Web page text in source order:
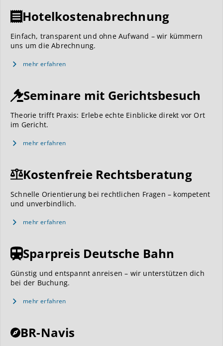
Hotelkostenabrechnung
Einfach, transparent und ohne Aufwand – wir kümmern
uns um die Abrechnung.
mehr erfahren
Seminare mit Gerichtsbesuch
Theorie trifft Praxis: Erlebe echte Einblicke direkt vor Ort
im Gericht.
mehr erfahren
Kostenfreie Rechtsberatung
Schnelle Orientierung bei rechtlichen Fragen – kompetent
und unverbindlich.
mehr erfahren
Sparpreis Deutsche Bahn
Günstig und entspannt anreisen – wir unterstützen dich
bei der Buchung.
mehr erfahren
BR-Navis